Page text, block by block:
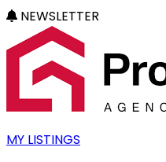
NEWSLETTER
MY LISTINGS